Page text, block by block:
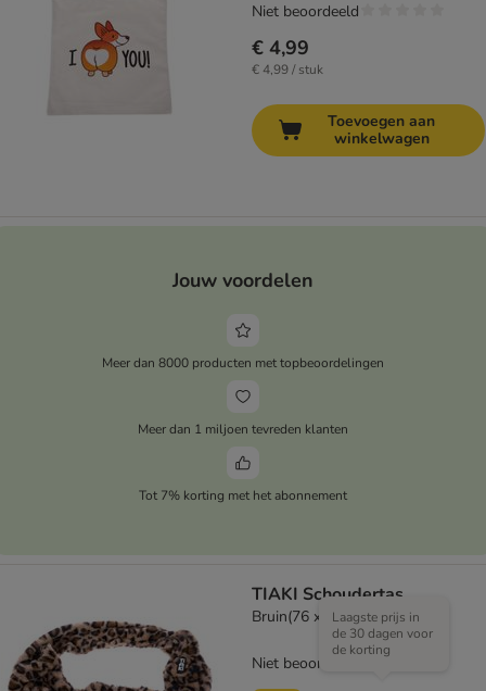
€ 4,99
€ 4,99 / stuk
Niet beoordeeld
Toevoegen aan
winkelwagen
Jouw voordelen
Meer dan 8000 producten met topbeoordelingen
Meer dan 1 miljoen tevreden klanten
Tot 7% korting met het abonnement
TIAKI Schoudertas
Bruin(76 x 12 x 38 cm)
Laagste prijs in
de 30 dagen voor
de korting
Niet beoordeeld